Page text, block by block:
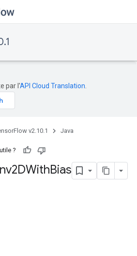
par l'API Cloud Translation
v2.10.1 Java
?
Bias